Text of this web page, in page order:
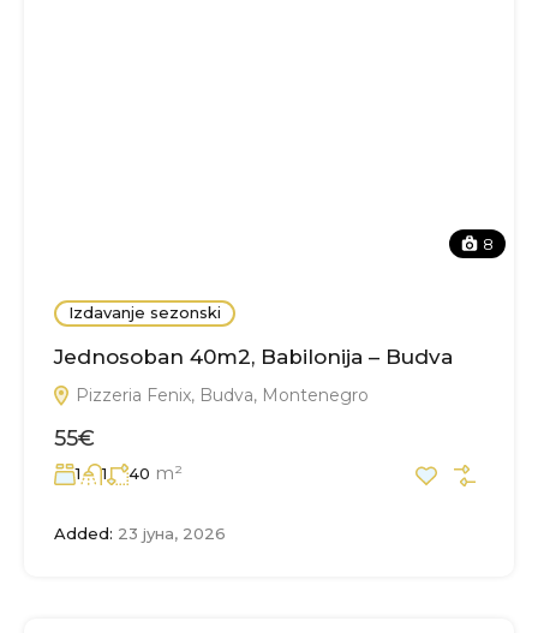
8
Izdavanje sezonski
Jednosoban 40m2, Babilonija – Budva
Pizzeria Fenix, Budva, Montenegro
55€
1 1 40 m²
Added: 23 јуна, 2026